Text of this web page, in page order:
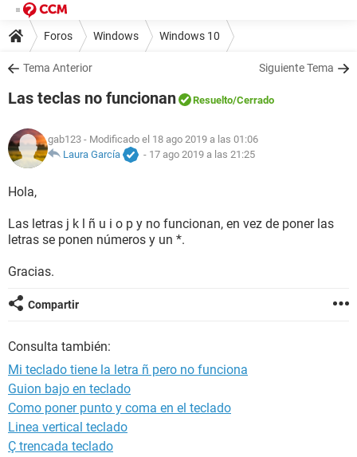
Foros Windows Windows 10
Tema Anterior Siguiente Tema
Las teclas no funcionan Resuelto/Cerrado
gab123 - Modificado el 18 ago 2019 a las 01:06
Laura García
- 17 ago 2019 a las 21:25
Hola,
Las letras j k l ñ u i o p y no funcionan, en vez de poner las
letras se ponen números y un *.
Gracias.
Compartir
Consulta también:
Mi teclado tiene la letra ñ pero no funciona
Guion bajo en teclado
Como poner punto y coma en el teclado
Linea vertical teclado
Ç trencada teclado